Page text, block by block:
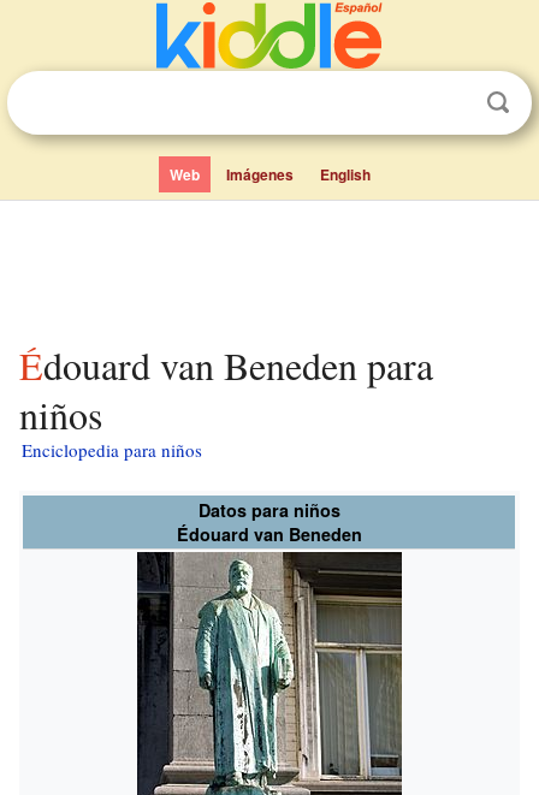
Web Imágenes English
Édouard van Beneden para
niños
Enciclopedia para niños
Datos para niños
Édouard van Beneden